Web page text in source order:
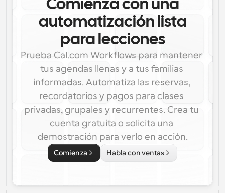
Comienza con una
automatización lista
para lecciones
Prueba Cal.com Workflows para mantener
tus agendas llenas y a tus familias
informadas. Automatiza las reservas,
recordatorios y pagos para clases
privadas, grupales y recurrentes. Crea tu
cuenta gratuita o solicita una
demostración para verlo en acción.
Comienza Habla con ventas